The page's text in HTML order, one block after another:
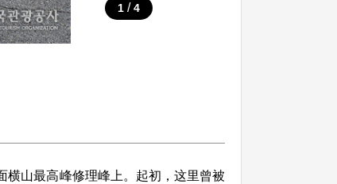
1 / 4
山最高峰修理峰上。起初，这里曾被